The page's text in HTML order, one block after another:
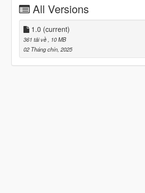
All Versions
1.0 (current)
361 tải về
, 10 MB
02 Tháng chín, 2025